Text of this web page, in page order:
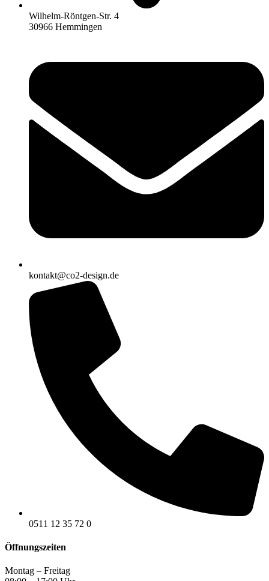
Wilhelm-Röntgen-Str. 4
30966 Hemmingen
kontakt@co2-design.de
0511 12 35 72 0
Öffnungszeiten
Montag – Freitag